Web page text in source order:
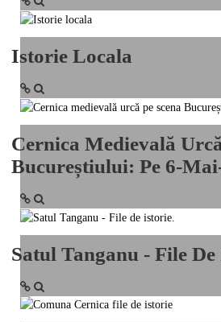
Istorie Locala
Cernica Medievală
Bucureștiului: Pe 6-
Satul Tanganu - File